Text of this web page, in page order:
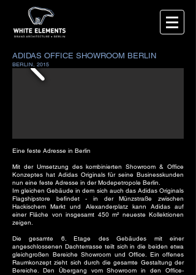
Eine feste Adresse in Berlin
Mit der Umsetzung des kombinierten Showroom & Office
Konzeptes hat Adidas Originals für seine Businesskunden
nun eine feste Adresse in der Modepetropole Berlin.
Im gleichen Gebäude in dem sich auch das Adidas Originals
Flagshipstore befindet - in der Münzstraße zwischen
Hackischem Markt und Alexanderplatz kann Adidas auf
einer Fläche von insgesamt 450 m² neueste Kollektionen
zeigen.
Die gesamte 6. Etage des Gebäudes mit einer
angeschlossenen Dachterrasse teilt sich in die beiden etwa
gleichgroßen Bereiche Showroom und Office. Ein offenes
Raumkonzept zieht sich durch die gesamte Gestaltung der
Bereiche. Den Übergang vom Showroom in den Office-
ADIDAS OFFICE SHOWROOM BERLIN
BERLIN, 2015